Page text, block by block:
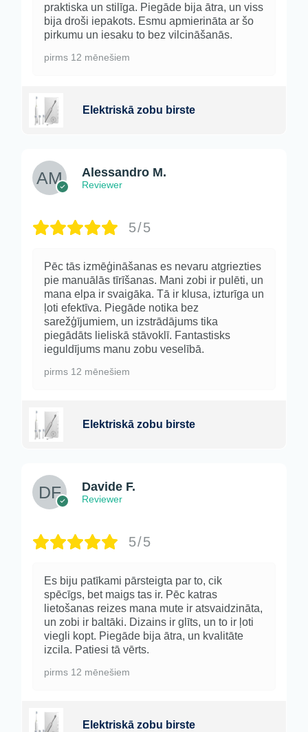
praktiska un stilīga. Piegāde bija ātra, un viss
bija droši iepakots. Esmu apmierināta ar šo
pirkumu un iesaku to bez vilcināšanās.
pirms 12 mēnešiem
Elektriskā zobu birste
Alessandro M.
Reviewer
5/5
Pēc tās izmēģināšanas es nevaru atgriezties
pie manuālās tīrīšanas. Mani zobi ir pulēti, un
mana elpa ir svaigāka. Tā ir klusa, izturīga un
ļoti efektīva. Piegāde notika bez
sarežģījumiem, un izstrādājums tika
piegādāts lieliskā stāvoklī. Fantastisks
ieguldījums manu zobu veselībā.
pirms 12 mēnešiem
Elektriskā zobu birste
Davide F.
Reviewer
5/5
Es biju patīkami pārsteigta par to, cik
spēcīgs, bet maigs tas ir. Pēc katras
lietošanas reizes mana mute ir atsvaidzināta,
un zobi ir baltāki. Dizains ir glīts, un to ir ļoti
viegli kopt. Piegāde bija ātra, un kvalitāte
izcila. Patiesi tā vērts.
pirms 12 mēnešiem
Elektriskā zobu birste